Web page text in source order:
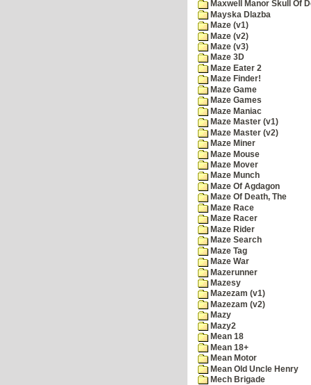
Maxwell Manor Skull Of
Mayska Dlazba
Maze (v1)
Maze (v2)
Maze (v3)
Maze 3D
Maze Eater 2
Maze Finder!
Maze Game
Maze Games
Maze Maniac
Maze Master (v1)
Maze Master (v2)
Maze Miner
Maze Mouse
Maze Mover
Maze Munch
Maze Of Agdagon
Maze Of Death, The
Maze Race
Maze Racer
Maze Rider
Maze Search
Maze Tag
Maze War
Mazerunner
Mazesy
Mazezam (v1)
Mazezam (v2)
Mazy
Mazy2
Mean 18
Mean 18+
Mean Motor
Mean Old Uncle Henry
Mech Brigade